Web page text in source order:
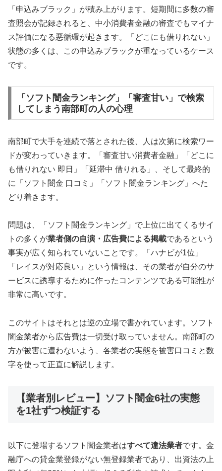
「申込みブラック」が積み上がります。短期間に多数の審
査照会が記録されると、中小消費者金融の審査でもマイナ
ス評価になる悪循環が起きます。「どこにも借りれない」
状態の多くは、この申込みブラックが重なっているケース
です。
「ソフト闇金ランキング」「審査甘い」で検索
してしまう南部町の人の心理
南部町で大手を連続で落とされた後、人は次第に検索ワー
ドが変わっていきます。「審査甘い消費者金融」「どこに
も借りれない 即日」「延滞中 借りれる」、そして最終的
に「ソフト闇金 口コミ」「ソフト闇金ランキング」へた
どり着きます。
問題は、「ソフト闇金ランキング」で上位に出てくるサイ
トの多くが業者側の自演・広告費による掲載であるという
事実が広く知られていないことです。「ハナビが1位」
「レイスが対応良い」という情報は、その業者が自分のサ
ービスに誘導するために作ったコンテンツである可能性が
非常に高いです。
このサイトはそれとは逆の立場で書かれています。ソフト
闇金業者から広告費は一切受け取っていません。南部町の
方が被害に遭わないよう、各業者の実態を被害口コミと数
字を使って正直に解説します。
【業者別レビュー】ソフト闇金6社の実態
を1社ずつ検証する
以下に登場するソフト闇金業者はすべて違法業者です。金
融庁への貸金業登録がない無登録業者であり、出資法の上